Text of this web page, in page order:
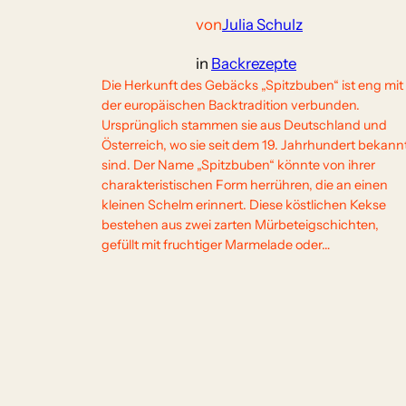
vonJulia Schulz
in Backrezepte
Die Herkunft des Gebäcks „Spitzbuben“ ist eng mit
der europäischen Backtradition verbunden.
Ursprünglich stammen sie aus Deutschland und
Österreich, wo sie seit dem 19. Jahrhundert
sind. Der Name „Spitzbuben“ könnte von ihrer
charakteristischen Form herrühren, die an einen
kleinen Schelm erinnert. Diese köstlichen Kekse
bestehen aus zwei zarten Mürbeteigschichten,
gefüllt mit fruchtiger Marmelade oder…